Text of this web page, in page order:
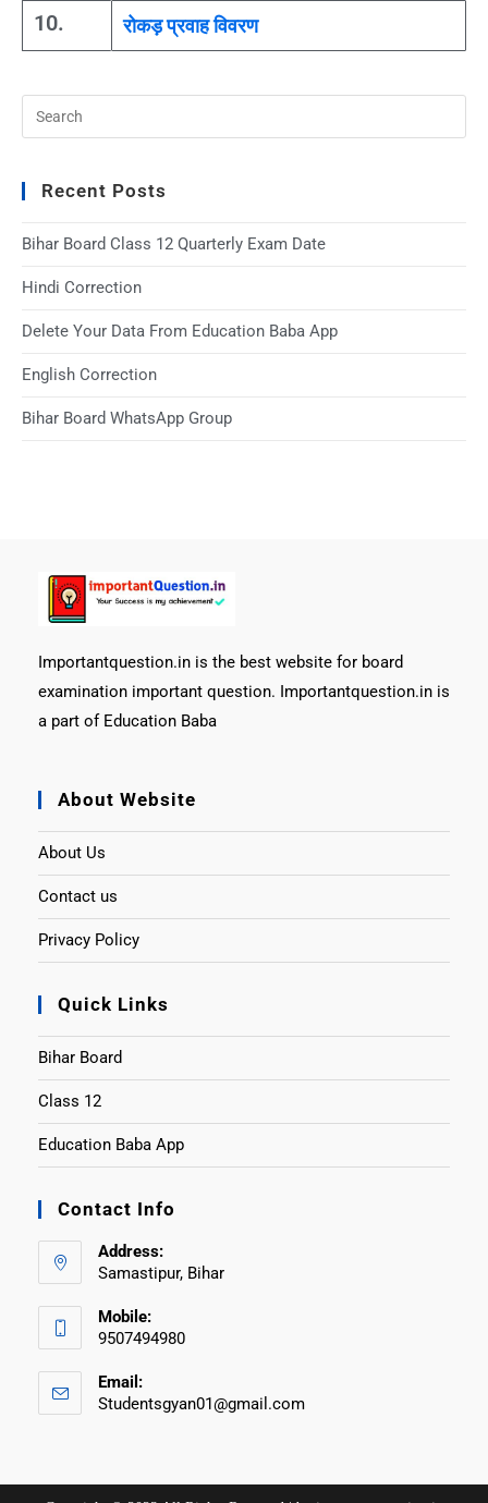
10. रोकड़ प्रवाह विवरण
Recent Posts
Bihar Board Class 12 Quarterly Exam Date
Hindi Correction
Delete Your Data From Education Baba App
English Correction
Bihar Board WhatsApp Group
Importantquestion.in is the best website for board
examination important question. Importantquestion.in is
a part of Education Baba
About Website
About Us
Contact us
Privacy Policy
Quick Links
Bihar Board
Class 12
Education Baba App
Contact Info
Address:
Samastipur, Bihar
Mobile:
9507494980
Email:
Studentsgyan01@gmail.com